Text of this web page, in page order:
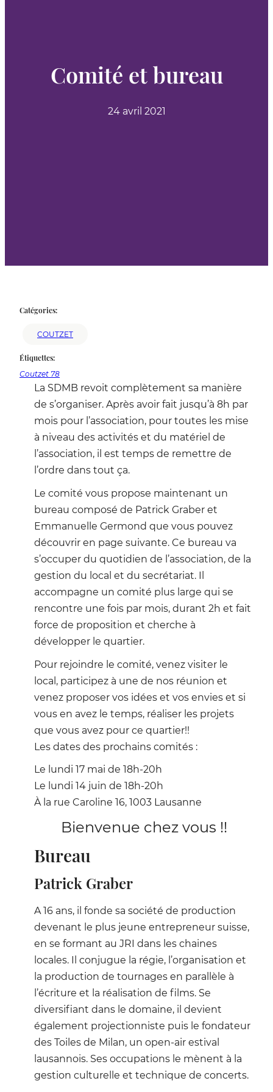
Comité et bureau
24 avril 2021
Catégories:
COUTZET
Étiquettes:
Coutzet 78
La SDMB revoit complètement sa manière
de s’organiser. Après avoir fait jusqu’à 8h par
mois pour l’association, pour toutes les mise
à niveau des activités et du matériel de
l’association, il est temps de remettre de
l’ordre dans tout ça.
Le comité vous propose maintenant un
bureau composé de Patrick Graber et
Emmanuelle Germond que vous pouvez
découvrir en page suivante. Ce bureau va
s’occuper du quotidien de l’association, de la
gestion du local et du secrétariat. Il
accompagne un comité plus large qui se
rencontre une fois par mois, durant 2h et fait
force de proposition et cherche à
développer le quartier.
Pour rejoindre le comité, venez visiter le
local, participez à une de nos réunion et
venez proposer vos idées et vos envies et si
vous en avez le temps, réaliser les projets
que vous avez pour ce quartier!!
Les dates des prochains comités :
Le lundi 17 mai de 18h-20h
Le lundi 14 juin de 18h-20h
À la rue Caroline 16, 1003 Lausanne
Bienvenue chez vous !!
Bureau
Patrick Graber
A 16 ans, il fonde sa société de production
devenant le plus jeune entrepreneur suisse,
en se formant au JRI dans les chaines
locales. Il conjugue la régie, l’organisation et
la production de tournages en parallèle à
l’écriture et la réalisation de films. Se
diversifiant dans le domaine, il devient
également projectionniste puis le fondateur
des Toiles de Milan, un open-air estival
lausannois. Ses occupations le mènent à la
gestion culturelle et technique de concerts.